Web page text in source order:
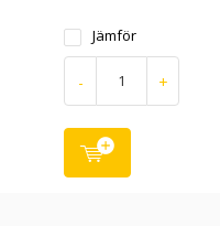
Jämför
- +